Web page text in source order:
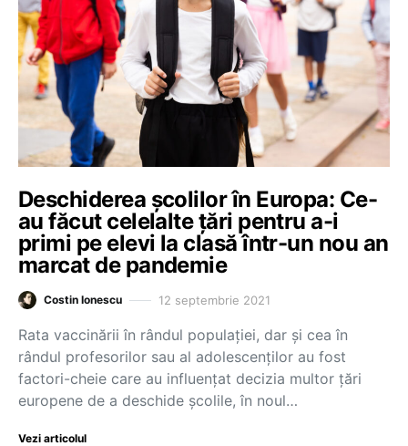
Deschiderea școlilor în Europa: Ce-
au făcut celelalte țări pentru a-i
primi pe elevi la clasă într-un nou an
marcat de pandemie
Costin Ionescu 12 septembrie 2021
Rata vaccinării în rândul populației, dar și cea în
rândul profesorilor sau al adolescenților au fost
factori-cheie care au influențat decizia multor țări
europene de a deschide școlile, în noul…
Vezi articolul